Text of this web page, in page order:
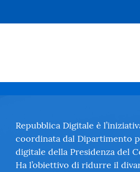
Repubblica Digitale è
coordinata dal Dipartimento
digitale della Presidenza del
Ha l’obiettivo di ridurre il